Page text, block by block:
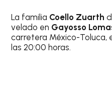
La familia Coello Zuarth
velado en Gayosso
carretera México-Toluca,
las 20:00 horas.